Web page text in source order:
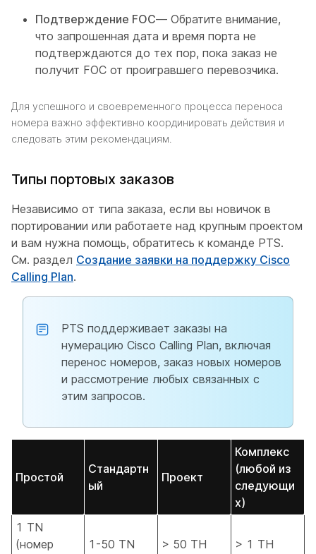
Подтверждение FOC— Обратите внимание,
что запрошенная дата и время порта не
подтверждаются до тех пор, пока заказ не
получит FOC от проигравшего перевозчика.
Для успешного и своевременного процесса переноса
номера важно эффективно координировать действия и
следовать этим рекомендациям.
Типы портовых заказов
Независимо от типа заказа, если вы новичок в
портировании или работаете над крупным проектом
и вам нужна помощь, обратитесь к команде PTS.
См. раздел Создание заявки на поддержку Cisco
Calling Plan.
PTS поддерживает заказы на
нумерацию Cisco Calling Plan, включая
перенос номеров, заказ новых номеров
и рассмотрение любых связанных с
этим запросов.
Простой
Стандартн
ый
Проект
Комплекс
(любой из
следующи
х)
1 TN
(номер
1-50 TN > 50 ТН > 1 ТН